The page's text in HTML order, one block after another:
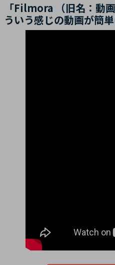
「Filmora （旧名：動
ういう感じの動画が簡